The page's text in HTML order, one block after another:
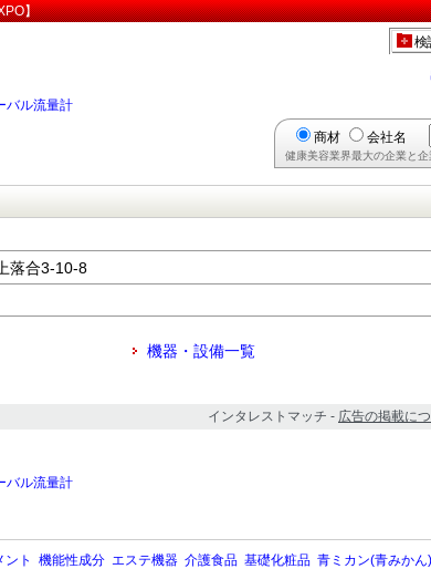
】
検
バル流量計
商材 会社名
健康美容業界最大の企業と
落合3-10-8
機器・設備一覧
インタレストマッチ - 広告の掲載に
バル流量計
ント 機能性成分 エステ機器 介護食品 基礎化粧品 青ミカン(青みかん)